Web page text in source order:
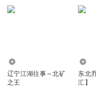
辽宁江湖往事～北矿
之王
东北
汇】